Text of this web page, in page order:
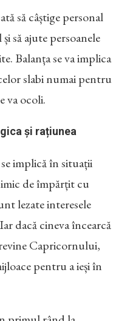
să câștige personal
să ajute persoanele
Balanța se va implica
slabi numai pentru
va ocoli.
și rațiunea
implică în situații
de împărțit cu
lezate interesele
dacă cineva încearcă
Capricornului,
pentru a ieși în